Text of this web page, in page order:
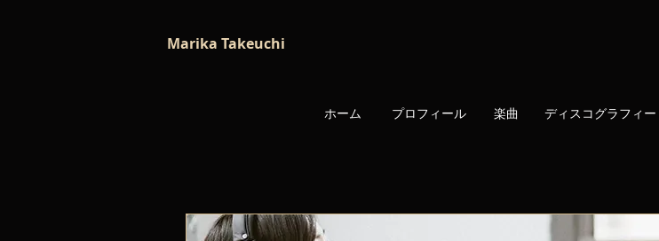
Marika Takeuchi
ホーム ディスコグラフィー
楽曲
プロフィール